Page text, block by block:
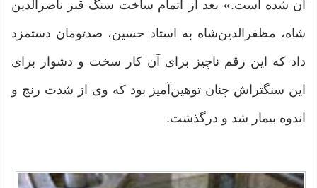
آن شده است.» بعد از اتمام ساخت سنگ قبر ناصرالدین
شاه، مظفرالدین‌شاه به استاد حسین، صدتومان دستمزد
داد كه این رقم ناچیز برای آن كار سخت و دشوار برای
این سنگتراش چنان توهین‌آمیز بود كه وی از شدت رنج و
اندوه بیمار شد و درگذشت.